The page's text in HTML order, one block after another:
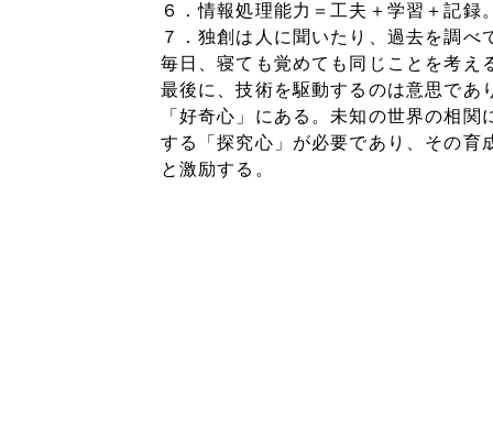
６．情報処理能力＝工夫＋学習＋記録
７．独創は人に聞いたり、過去を調
毎日、寝ても覚めても同じことを考え
最後に、技術を駆動するのは意思であ
「好奇心」にある。未知の世界の相
する「探究心」が必要であり、その育
と激励する。